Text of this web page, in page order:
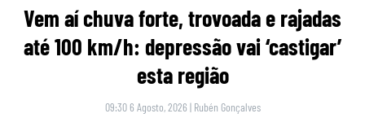
Vem aí chuva forte, trovoada e rajadas
até 100 km/h: depressão vai ‘castigar’
esta região
09:30 6 Agosto, 2026 | Rubén Gonçalves